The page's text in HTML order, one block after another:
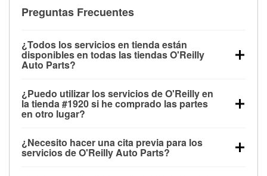
Preguntas Frecuentes
¿Todos los servicios en tienda están
disponibles en todas las tiendas O'Reilly
Auto Parts?
las pruebas de batería, pruebas de alternador y
motor de arranque, revisión de la luz “Check Engine”
con O'Reilly VeriScan® e instalación de
limpiaparabrisas o bombillas, están disponibles en
todas las tiendas O'Reilly Auto Parts. La tienda
¿Puedo utilizar los servicios de O'Reilly en
la tienda #1920 si he comprado las partes
en otro lugar?
de O'Reilly Auto Parts que estén disponibles en la
tienda #1920 de Winder, GA aunque hayas
¿Necesito hacer una cita previa para los
servicios de O'Reilly Auto Parts?